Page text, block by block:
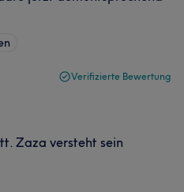
Verifizierte Bewertung
Zaza versteht sein